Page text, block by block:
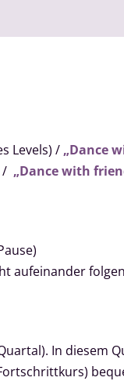
Levels) / „Dance
/ „Dance with
aufeinander
In diesem